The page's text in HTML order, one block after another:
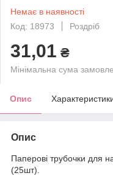
Немає в наявності
Код: 18973
Роздріб
31,01 ₴
Мінімальна сума
Опис
Опис
Паперові трубочки для
(25шт).